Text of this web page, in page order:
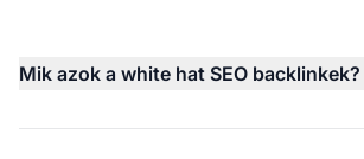
Mik azok a white hat SEO backlinkek?